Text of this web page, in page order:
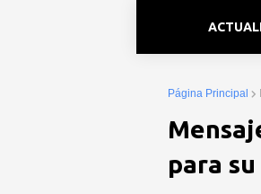
Página Principal
para